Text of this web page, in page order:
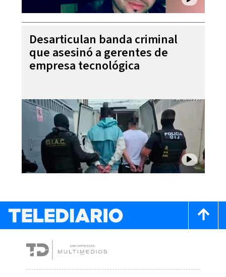
Desarticulan banda criminal
que asesinó a gerentes de
empresa tecnológica